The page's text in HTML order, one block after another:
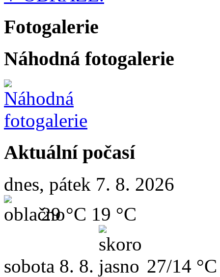
Fotogalerie
Náhodná fotogalerie
Aktuální počasí
dnes, pátek 7. 8. 2026
29 °C 19 °C
sobota 8. 8.
27/14 °C